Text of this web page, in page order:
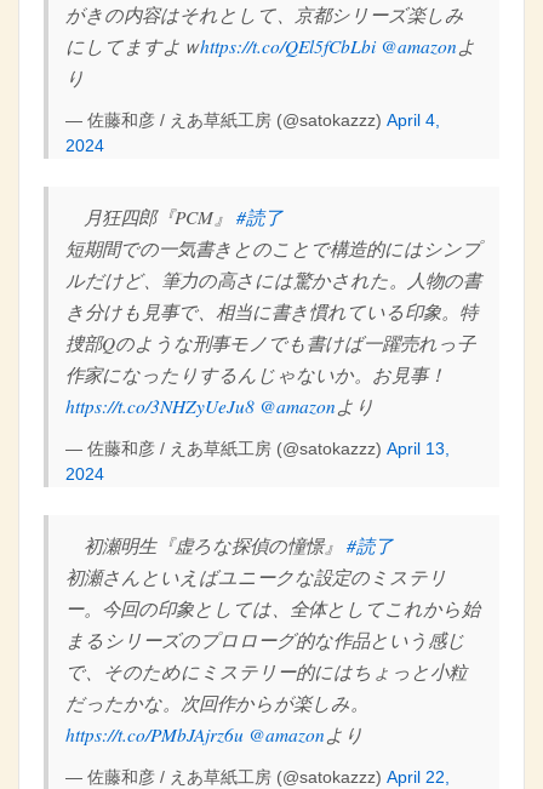
がきの内容はそれとして、京都シリーズ楽しみ
にしてますよｗhttps://t.co/QEl5fCbLbi @amazonよ
り
— 佐藤和彦 / えあ草紙工房 (@satokazzz) April 4,
2024
月狂四郎『PCM』#読了
短期間での一気書きとのことで構造的にはシンプ
ルだけど、筆力の高さには驚かされた。人物の書
き分けも見事で、相当に書き慣れている印象。特
捜部Qのような刑事モノでも書けば一躍売れっ子
作家になったりするんじゃないか。お見事！
https://t.co/3NHZyUeJu8 @amazonより
— 佐藤和彦 / えあ草紙工房 (@satokazzz) April 13,
2024
初瀬明生『虚ろな探偵の憧憬』#読了
初瀬さんといえばユニークな設定のミステリ
ー。今回の印象としては、全体としてこれから始
まるシリーズのプロローグ的な作品という感じ
で、そのためにミステリー的にはちょっと小粒
だったかな。次回作からが楽しみ。
https://t.co/PMbJAjrz6u @amazonより
— 佐藤和彦 / えあ草紙工房 (@satokazzz) April 22,